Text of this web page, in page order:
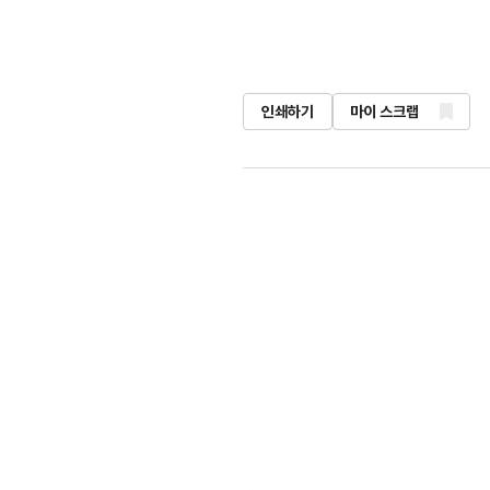
인쇄하기 마이 스크랩